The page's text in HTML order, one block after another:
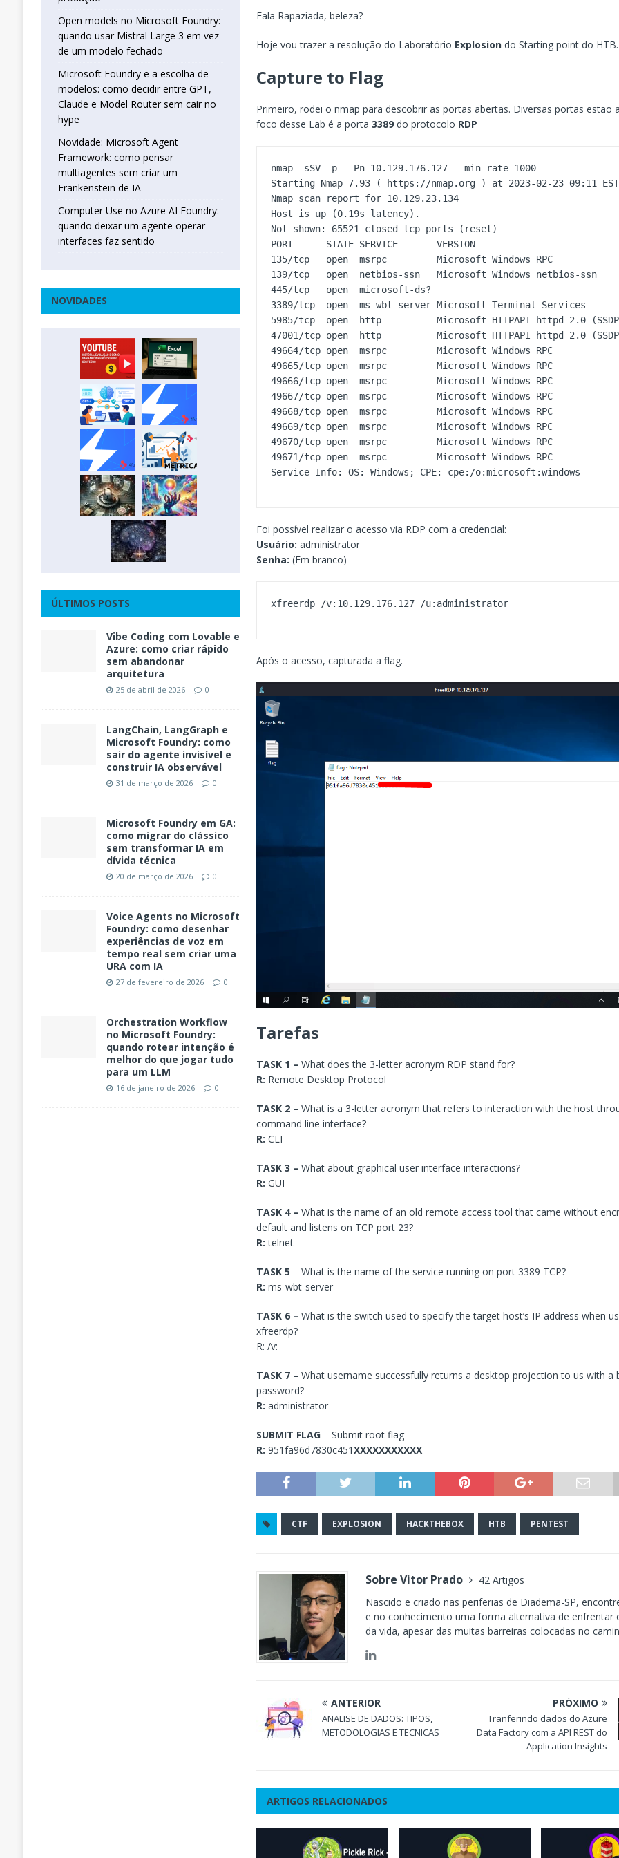
Fala Rapaziada, beleza?
Hoje vou trazer a resolução do Laboratório Explosiondo Starting point do HTB.
Capture to Flag
Primeiro, rodei o nmap para descobrir as portas abertas. Diversas portas estão
foco desse Lab é a porta3389do protocolo RDP
nmap -sSV -p- -Pn 10.129.176.127 --min-rate=1000
Starting Nmap 7.93 ( https://nmap.org ) at 2023-02-23 09:11 EST
Nmap scan report for 10.129.23.134
Host is up (0.19s latency).
Not shown: 65521 closed tcp ports (reset)
PORT      STATE SERVICE       VERSION
135/tcp   open  msrpc         Microsoft Windows RPC
139/tcp   open  netbios-ssn   Microsoft Windows netbios-ssn
445/tcp   open  microsoft-ds?
3389/tcp  open  ms-wbt-server Microsoft Terminal Services
5985/tcp  open  http          Microsoft HTTPAPI httpd 2.0 (SSDP/
47001/tcp open  http          Microsoft HTTPAPI httpd 2.0 (SSDP/
49664/tcp open  msrpc         Microsoft Windows RPC
49665/tcp open  msrpc         Microsoft Windows RPC
49666/tcp open  msrpc         Microsoft Windows RPC
49667/tcp open  msrpc         Microsoft Windows RPC
49668/tcp open  msrpc         Microsoft Windows RPC
49669/tcp open  msrpc         Microsoft Windows RPC
49670/tcp open  msrpc         Microsoft Windows RPC
49671/tcp open  msrpc         Microsoft Windows RPC
Service Info: OS: Windows; CPE: cpe:/o:microsoft:windows
Foi possível realizar o acesso via RDP com a credencial:
Usuário:administrator
Senha: (Em branco)
xfreerdp /v:10.129.176.127 /u:administrator
Após o acesso, capturada a flag.
Tarefas
TASK 1 – What does the 3-letter acronym RDP stand for?
R: Remote Desktop Protocol
TASK 2 – What is a 3-letter acronym that refers to interaction with the host
command line interface?
R: CLI
TASK 3 – What about graphical user interface interactions?
R: GUI
TASK 4 – What is the name of an old remote access tool that came without
default and listens on TCP port 23?
R: telnet
TASK 5 – What is the name of the service running on port 3389 TCP?
R: ms-wbt-server
TASK 6 – What is the switch used to specify the target host’s IP address when
xfreerdp?
R: /v:
TASK 7 – What username successfully returns a desktop projection to us with a
password?
R: administrator
SUBMIT FLAG – Submit root flag
R:951fa96d7830c451XXXXXXXXXXX
CTF EXPLOSION HACKTHEBOX HTB PENTEST
Sobre Vitor Prado
42 Artigos
Nascido e criado nas periferias de Diadema-SP,
e no conhecimento uma forma alternativa de enfrentar
da vida, apesar das muitas barreiras colocadas no
ANTERIOR
ANALISE DE DADOS: TIPOS,
METODOLOGIAS E TECNICAS
PRÓXIMO
Tranferindo dados do Azure
Data Factory com a API REST do
Application Insights
ARTIGOS RELACIONADOS
Open models no Microsoft Foundry:
quando usar Mistral Large 3 em vez
de um modelo fechado
Microsoft Foundry e a escolha de
modelos: como decidir entre GPT,
Claude e Model Router sem cair no
hype
Novidade: Microsoft Agent
Framework: como pensar
multiagentes sem criar um
Frankenstein de IA
Computer Use no Azure AI Foundry:
quando deixar um agente operar
interfaces faz sentido
NOVIDADES
ÚLTIMOS POSTS
Vibe Coding com Lovable e
Azure: como criar rápido
sem abandonar
arquitetura
25 de abril de 2026 0
LangChain, LangGraph e
Microsoft Foundry: como
sair do agente invisível e
construir IA observável
31 de março de 2026 0
Microsoft Foundry em GA:
como migrar do clássico
sem transformar IA em
dívida técnica
20 de março de 2026 0
Voice Agents no Microsoft
Foundry: como desenhar
experiências de voz em
tempo real sem criar uma
URA com IA
27 de fevereiro de 2026 0
Orchestration Workflow
no Microsoft Foundry:
quando rotear intenção é
melhor do que jogar tudo
para um LLM
16 de janeiro de 2026 0